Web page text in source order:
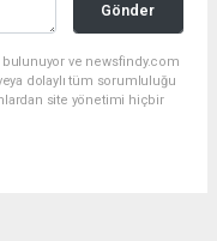
Gönder
bulunuyor ve newsfindy.com
dolaylı tüm sorumluluğu
site yönetimi hiçbir